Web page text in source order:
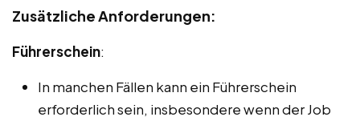
Zusätzliche Anforderungen:
Führerschein:
In manchen Fällen kann ein Führerschein
erforderlich sein, insbesondere wenn der Job